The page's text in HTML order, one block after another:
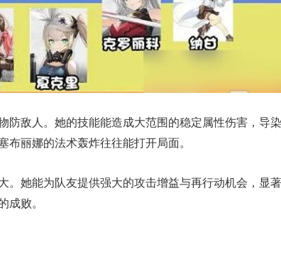
防敌人。她的技能能造成大范围的稳定属性伤害，导
布丽娜的法术轰炸往往能打开局面。
。她能为队友提供强大的攻击增益与再行动机会，显
成败。